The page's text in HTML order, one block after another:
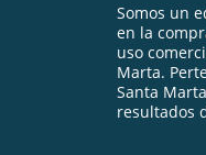
Somos un
en la
uso
Marta.
Santa
resultados